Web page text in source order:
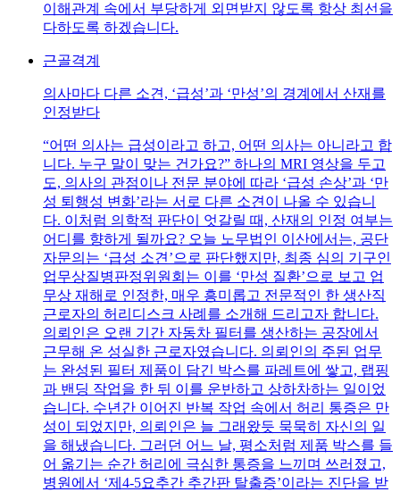
이해관계 속에서 부당하게 외면받지 않도록 항상 최선을
다하도록 하겠습니다.
근골격계
의사마다 다른 소견, ‘급성’과 ‘만성’의 경계에서 산재를
인정받다
“어떤 의사는 급성이라고 하고, 어떤 의사는 아니라고 합
니다. 누구 말이 맞는 건가요?” 하나의 MRI 영상을 두고
도, 의사의 관점이나 전문 분야에 따라 ‘급성 손상’과 ‘만
성 퇴행성 변화’라는 서로 다른 소견이 나올 수 있습니
다. 이처럼 의학적 판단이 엇갈릴 때, 산재의 인정 여부는
어디를 향하게 될까요? 오늘 노무법인 이산에서는, 공단
자문의는 ‘급성 소견’으로 판단했지만, 최종 심의 기구인
업무상질병판정위원회는 이를 ‘만성 질환’으로 보고 업
무상 재해로 인정한, 매우 흥미롭고 전문적인 한 생산직
근로자의 허리디스크 사례를 소개해 드리고자 합니다.
의뢰인은 오랜 기간 자동차 필터를 생산하는 공장에서
근무해 온 성실한 근로자였습니다. 의뢰인의 주된 업무
는 완성된 필터 제품이 담긴 박스를 파레트에 쌓고, 랩핑
과 밴딩 작업을 한 뒤 이를 운반하고 상하차하는 일이었
습니다. 수년간 이어진 반복 작업 속에서 허리 통증은 만
성이 되었지만, 의뢰인은 늘 그래왔듯 묵묵히 자신의 일
을 해냈습니다. 그러던 어느 날, 평소처럼 제품 박스를 들
어 옮기는 순간 허리에 극심한 통증을 느끼며 쓰러졌고,
병원에서 ‘제4-5요추간 추간판 탈출증’이라는 진단을 받